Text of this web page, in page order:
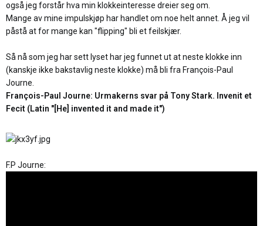
også jeg forstår hva min klokkeinteresse dreier seg om.
Mange av mine impulskjøp har handlet om noe helt annet. Å jeg vil
påstå at for mange kan "flipping" bli et feilskjær.
Så nå som jeg har sett lyset har jeg funnet ut at neste klokke inn
(kanskje ikke bakstavlig neste klokke) må bli fra François-Paul
Journe.
François-Paul Journe: Urmakerns svar på Tony Stark. Invenit et
Fecit (Latin "[He] invented it and made it")
F.P Journe: